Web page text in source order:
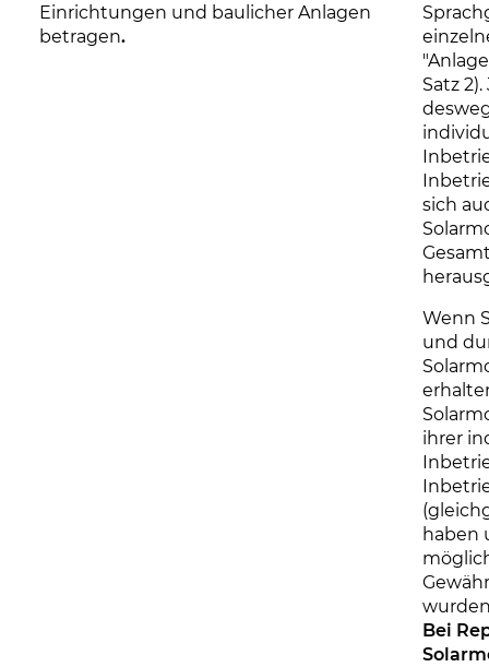
Einrichtungen und baulicher Anlagen
betragen.
Satz
sich
Wenn
und
ihrer
haben
Bei